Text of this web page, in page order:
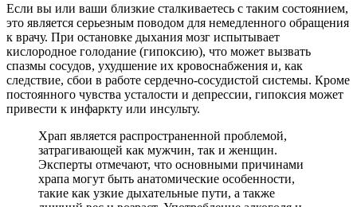
Если вы или ваши близкие сталкиваетесь с таким состоянием,
это является серьезным поводом для немедленного обращения
к врачу. При остановке дыхания мозг испытывает
кислородное голодание (гипоксию), что может вызвать
спазмы сосудов, ухудшение их кровоснабжения и, как
следствие, сбои в работе сердечно-сосудистой системы. Кроме
постоянного чувства усталости и депрессии, гипоксия может
привести к инфаркту или инсульту.
Храп является распространенной проблемой,
затрагивающей как мужчин, так и женщин.
Эксперты отмечают, что основными причинами
храпа могут быть анатомические особенности,
такие как узкие дыхательные пути, а также